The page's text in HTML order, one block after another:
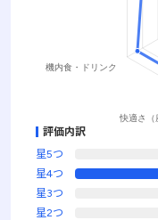
評価内訳
星5つ
星4つ
星3つ
星2つ